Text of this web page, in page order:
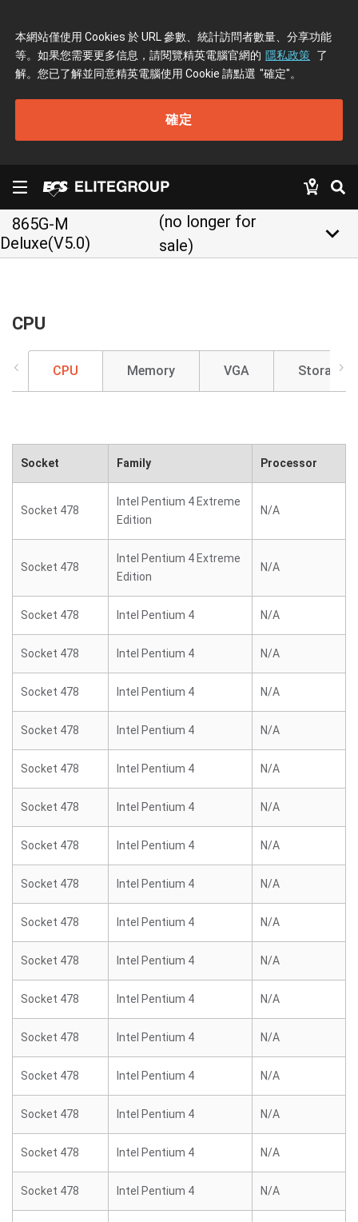
本網站僅使用 Cookies 於 URL 參數、統計訪問者數量、分享功能
等。如果您需要更多信息，請閱覽精英電腦官網的 隱私政策 了
解。您已了解並同意精英電腦使用 Cookie 請點選 "確定"。
確定
865G-M
Deluxe(V5.0)
(no longer for
sale)
keyboard_arrow_down
CPU
CPU Memory VGA Storage
Socket Family Processor
Socket 478
Intel Pentium 4 Extreme
Edition
N/A
Socket 478
Intel Pentium 4 Extreme
Edition
N/A
Socket 478 Intel Pentium 4 N/A
Socket 478 Intel Pentium 4 N/A
Socket 478 Intel Pentium 4 N/A
Socket 478 Intel Pentium 4 N/A
Socket 478 Intel Pentium 4 N/A
Socket 478 Intel Pentium 4 N/A
Socket 478 Intel Pentium 4 N/A
Socket 478 Intel Pentium 4 N/A
Socket 478 Intel Pentium 4 N/A
Socket 478 Intel Pentium 4 N/A
Socket 478 Intel Pentium 4 N/A
Socket 478 Intel Pentium 4 N/A
Socket 478 Intel Pentium 4 N/A
Socket 478 Intel Pentium 4 N/A
Socket 478 Intel Pentium 4 N/A
Socket 478 Intel Pentium 4 N/A